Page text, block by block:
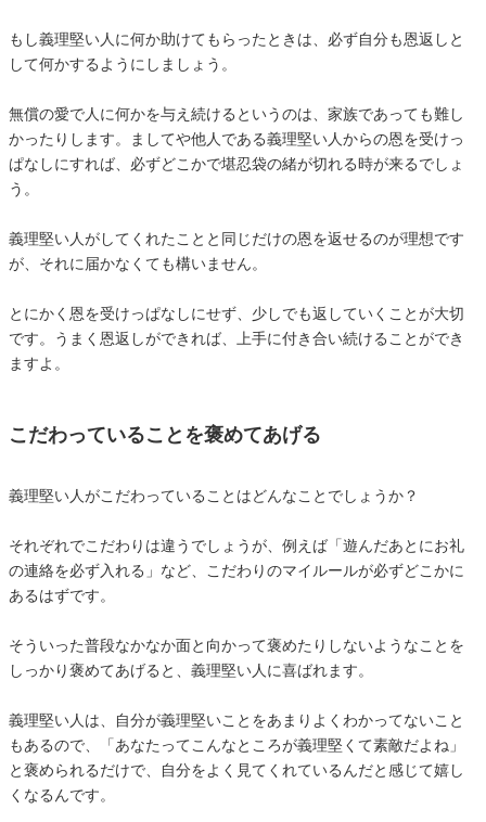
もし義理堅い人に何か助けてもらったときは、必ず自分も恩返しと
して何かするようにしましょう。
無償の愛で人に何かを与え続けるというのは、家族であっても難し
かったりします。ましてや他人である義理堅い人からの恩を受けっ
ぱなしにすれば、必ずどこかで堪忍袋の緒が切れる時が来るでしょ
う。
義理堅い人がしてくれたことと同じだけの恩を返せるのが理想です
が、それに届かなくても構いません。
とにかく恩を受けっぱなしにせず、少しでも返していくことが大切
です。うまく恩返しができれば、上手に付き合い続けることができ
ますよ。
こだわっていることを褒めてあげる
義理堅い人がこだわっていることはどんなことでしょうか？
それぞれでこだわりは違うでしょうが、例えば「遊んだあとにお礼
の連絡を必ず入れる」など、こだわりのマイルールが必ずどこかに
あるはずです。
そういった普段なかなか面と向かって褒めたりしないようなことを
しっかり褒めてあげると、義理堅い人に喜ばれます。
義理堅い人は、自分が義理堅いことをあまりよくわかってないこと
もあるので、「あなたってこんなところが義理堅くて素敵だよね」
と褒められるだけで、自分をよく見てくれているんだと感じて嬉し
くなるんです。